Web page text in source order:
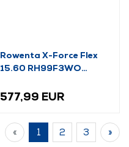
Rowenta X-Force Flex
15.60 RH99F3WO
577,99 EUR
« 1 2 3 »